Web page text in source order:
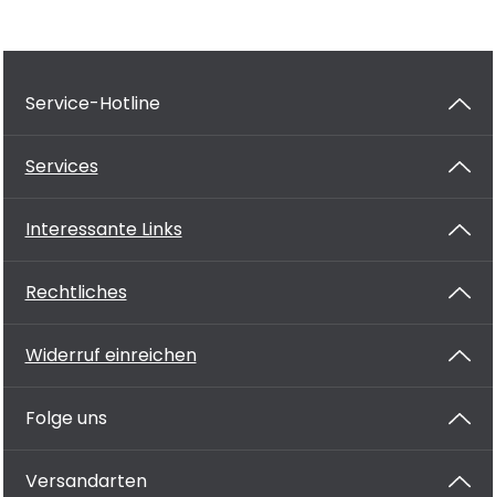
Service-Hotline
Services
Interessante Links
Rechtliches
Widerruf einreichen
Folge uns
Versandarten